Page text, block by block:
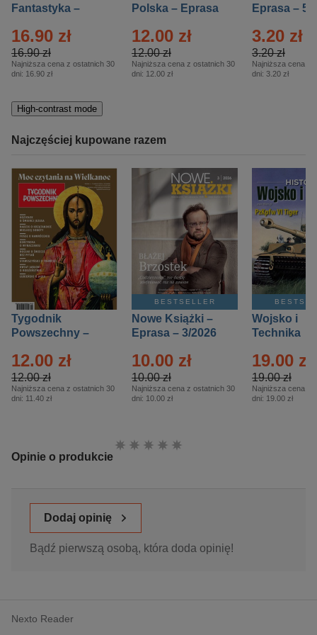
Fantastyka –
16.90 zł
16.90 zł
Najniższa cena z ostatnich 30
dni: 16.90 zł
Polska – Eprasa
12.00 zł
12.00 zł
Najniższa cena z ostatnich 30
dni: 12.00 zł
Eprasa – 5/
3.20 zł
3.20 zł
Najniższa cena z
dni: 3.20 zł
High-contrast mode
Najczęściej kupowane razem
Tygodnik
Powszechny –
12.00 zł
12.00 zł
Najniższa cena z ostatnich 30
dni: 11.40 zł
BESTSELLER
Nowe Książki –
Eprasa – 3/2026
10.00 zł
10.00 zł
Najniższa cena z ostatnich 30
dni: 10.00 zł
Wojsko i
Technika
– 2/2026
19.00 zł
19.00 zł
Najniższa cena z
dni: 19.00 zł
Opinie o produkcie
Ocena:
Dodaj opinię
Bądź pierwszą osobą, która doda opinię!
Nexto Reader